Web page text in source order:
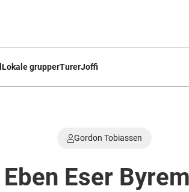
Lokale grupperTurerJoffi
Gordon Tobiassen
Eben Eser